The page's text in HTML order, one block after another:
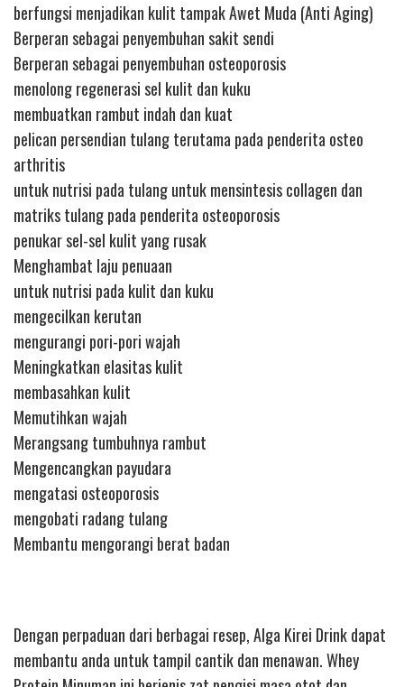
berfungsi menjadikan kulit tampak Awet Muda (Anti Aging)
Berperan sebagai penyembuhan sakit sendi
Berperan sebagai penyembuhan osteoporosis
menolong regenerasi sel kulit dan kuku
membuatkan rambut indah dan kuat
pelican persendian tulang terutama pada penderita osteo
arthritis
untuk nutrisi pada tulang untuk mensintesis collagen dan
matriks tulang pada penderita osteoporosis
penukar sel-sel kulit yang rusak
Menghambat laju penuaan
untuk nutrisi pada kulit dan kuku
mengecilkan kerutan
mengurangi pori-pori wajah
Meningkatkan elasitas kulit
membasahkan kulit
Memutihkan wajah
Merangsang tumbuhnya rambut
Mengencangkan payudara
mengatasi osteoporosis
mengobati radang tulang
Membantu mengorangi berat badan
Dengan perpaduan dari berbagai resep, Alga Kirei Drink dapat
membantu anda untuk tampil cantik dan menawan. Whey